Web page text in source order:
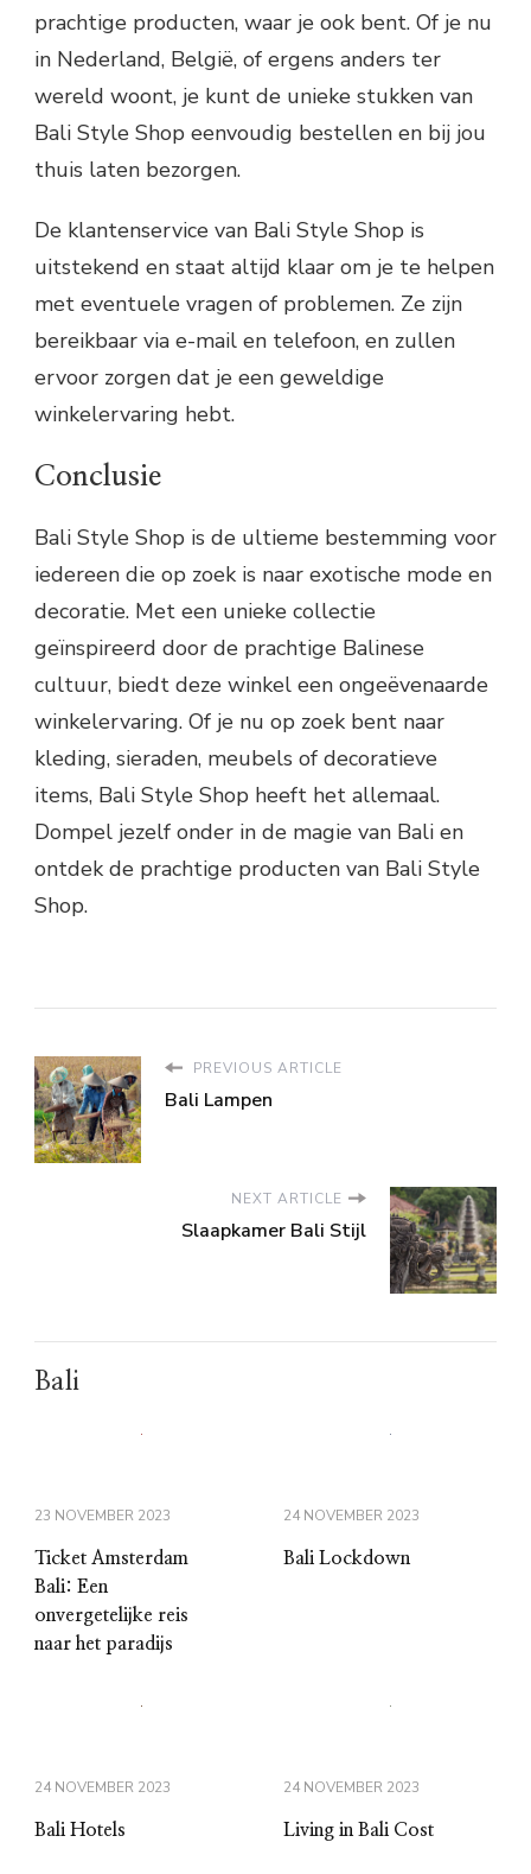
prachtige producten, waar je ook bent. Of je nu
in Nederland, België, of ergens anders ter
wereld woont, je kunt de unieke stukken van
Bali Style Shop eenvoudig bestellen en bij jou
thuis laten bezorgen.
De klantenservice van Bali Style Shop is
uitstekend en staat altijd klaar om je te helpen
met eventuele vragen of problemen. Ze zijn
bereikbaar via e-mail en telefoon, en zullen
ervoor zorgen dat je een geweldige
winkelervaring hebt.
Conclusie
Bali Style Shop is de ultieme bestemming voor
iedereen die op zoek is naar exotische mode en
decoratie. Met een unieke collectie
geïnspireerd door de prachtige Balinese
cultuur, biedt deze winkel een ongeëvenaarde
winkelervaring. Of je nu op zoek bent naar
kleding, sieraden, meubels of decoratieve
items, Bali Style Shop heeft het allemaal.
Dompel jezelf onder in de magie van Bali en
ontdek de prachtige producten van Bali Style
Shop.
PREVIOUS ARTICLE
Bali Lampen
NEXT ARTICLE
Slaapkamer Bali Stijl
Bali
23 NOVEMBER 2023
Ticket Amsterdam
Bali: Een
onvergetelijke reis
naar het paradijs
24 NOVEMBER 2023
Bali Lockdown
24 NOVEMBER 2023
Bali Hotels
24 NOVEMBER 2023
Living in Bali Cost